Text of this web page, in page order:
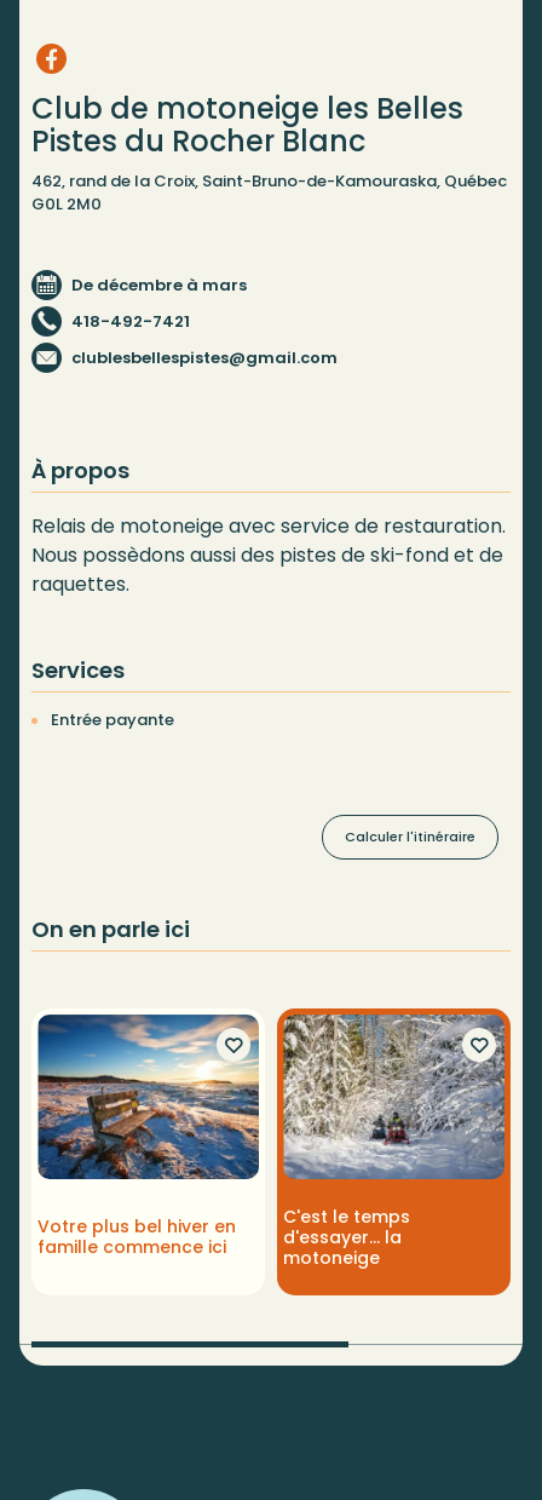
Club de motoneige les Belles
Pistes du Rocher Blanc
462, rand de la Croix, Saint-Bruno-de-Kamouraska, Québec
G0L 2M0
De décembre à mars
418-492-7421
clublesbellespistes@gmail.com
À propos
Relais de motoneige avec service de restauration.
Nous possèdons aussi des pistes de ski-fond et de
raquettes.
Services
Entrée payante
Calculer l'itinéraire
On en parle ici
Votre plus bel hiver en
famille commence ici
C'est le temps
d'essayer… la
motoneige